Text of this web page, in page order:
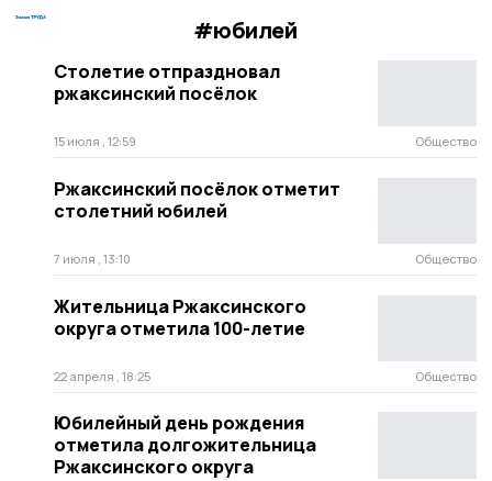
#юбилей
Столетие отпраздновал
ржаксинский посёлок
15 июля , 12:59 Общество
Ржаксинский посёлок отметит
столетний юбилей
7 июля , 13:10 Общество
Жительница Ржаксинского
округа отметила 100-летие
22 апреля , 18:25 Общество
Юбилейный день рождения
отметила долгожительница
Ржаксинского округа